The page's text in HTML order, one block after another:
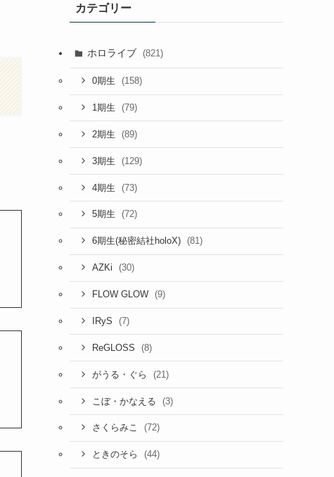
カテゴリー
ホロライブ (821)
0期生 (158)
1期生 (79)
2期生 (89)
3期生 (129)
4期生 (73)
5期生 (72)
6期生(秘密結社holoX) (81)
AZKi (30)
FLOW GLOW (9)
IRyS (7)
ReGLOSS (8)
がうる・ぐら (21)
こぼ・かなえる (3)
さくらみこ (72)
ときのそら (44)